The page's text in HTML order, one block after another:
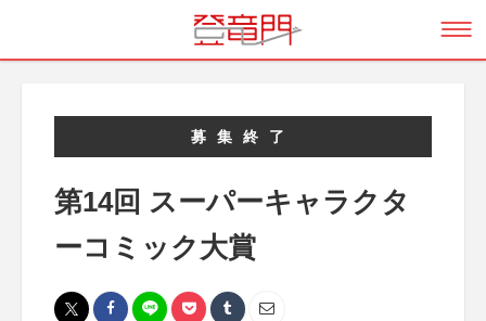
募集終了
第14回 スーパーキャラクタ
ーコミック大賞